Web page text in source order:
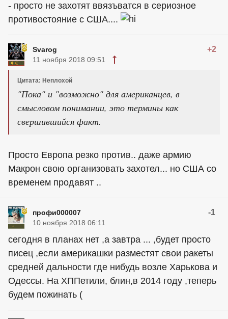
- просто не захотят ввязъватся в сериозное
противостояние с США....
Svarog +2
11 ноября 2018 09:51
Цитата: Неплохой
"Пока" и "возможно" для американцев, в
смысловом понимании, это термины как
свершившийся факт.
Просто Европа резко против.. даже армию
Макрон свою организовать захотел... но США со
временем продавят ..
профи000007 -1
10 ноября 2018 06:11
сегодня в планах нет ,а завтра ... ,будет просто
писец ,если америкашки разместят свои ракеты
средней дальности где нибудь возле Харькова и
Одессы. На ХППетили, блин,в 2014 году ,теперь
будем пожинать (